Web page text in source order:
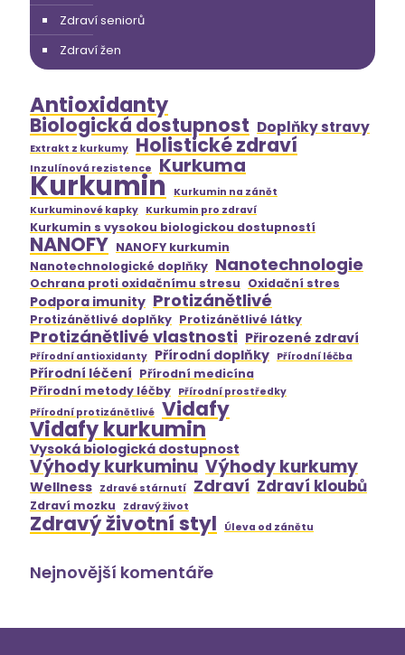
Zdraví seniorů
Zdraví žen
Antioxidanty
Biologická dostupnost Doplňky stravy
Extrakt z kurkumy Holistické zdraví
Inzulínová rezistence Kurkuma
Kurkumin Kurkumin na zánět
Kurkuminové kapky Kurkumin pro zdraví
Kurkumin s vysokou biologickou dostupností
NANOFY NANOFY kurkumin
Nanotechnologické doplňky Nanotechnologie
Ochrana proti oxidačnímu stresu Oxidační stres
Podpora imunity Protizánětlivé
Protizánětlivé doplňky Protizánětlivé látky
Protizánětlivé vlastnosti Přirozené zdraví
Přírodní antioxidanty Přírodní doplňky Přírodní léčba
Přírodní léčení Přírodní medicína
Přírodní metody léčby Přírodní prostředky
Přírodní protizánětlivé Vidafy
Vidafy kurkumin
Vysoká biologická dostupnost
Výhody kurkuminu Výhody kurkumy
Wellness Zdravé stárnutí Zdraví Zdraví kloubů
Zdraví mozku Zdravý život
Zdravý životní styl Úleva od zánětu
Nejnovější komentáře